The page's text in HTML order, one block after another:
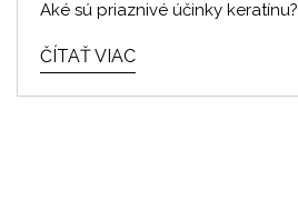
Aké sú priaznivé účinky keratínu?
ČÍTAŤ VIAC